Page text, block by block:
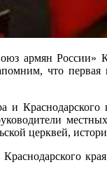
армян России»
что
и
церквей,
края